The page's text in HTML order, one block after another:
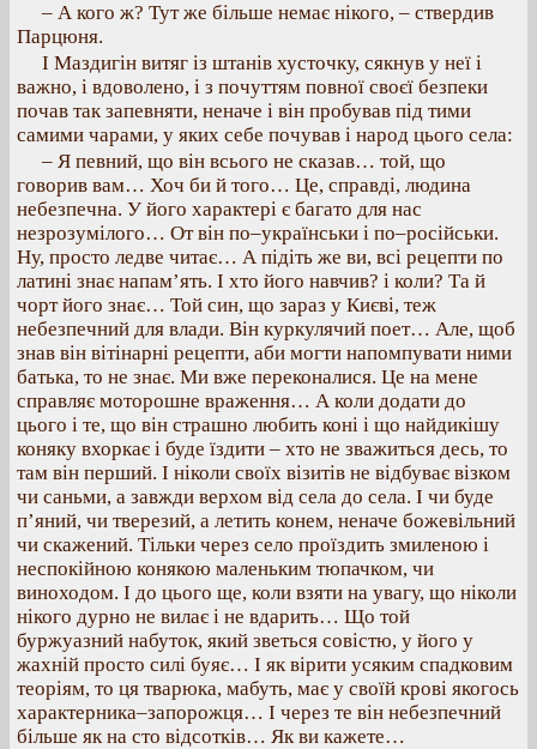
– А кого ж? Тут же більше немає нікого, – ствердив
Парцюня.
І Маздигін витяг із штанів хусточку, сякнув у неї і
важно, і вдоволено, і з почуттям повної своєї безпеки
почав так запевняти, неначе і він пробував під тими
самими чарами, у яких себе почував і народ цього села:
– Я певний, що він всього не сказав… той, що
говорив вам… Хоч би й того… Це, справді, людина
небезпечна. У його характері є багато для нас
незрозумілого… От він по–українськи і по–російськи.
Ну, просто ледве читає… А підіть же ви, всі рецепти по
латині знає напам’ять. І хто його навчив? і коли? Та й
чорт його знає… Той син, що зараз у Києві, теж
небезпечний для влади. Він куркулячий поет… Але, щоб
знав він вітінарні рецепти, аби могти напомпувати ними
батька, то не знає. Ми вже переконалися. Це на мене
справляє моторошне враження… А коли додати до
цього і те, що він страшно любить коні і що найдикішу
коняку вхоркає і буде їздити – хто не зважиться десь, то
там він перший. І ніколи своїх візитів не відбуває візком
чи саньми, а завжди верхом від села до села. І чи буде
п’яний, чи тверезий, а летить конем, неначе божевільний
чи скажений. Тільки через село проїздить змиленою і
неспокійною конякою маленьким тюпачком, чи
виноходом. І до цього ще, коли взяти на увагу, що ніколи
нікого дурно не вилає і не вдарить… Що той
буржуазний набуток, який зветься совістю, у його у
жахній просто силі буяє… І як вірити усяким спадковим
теоріям, то ця тварюка, мабуть, має у своїй крові якогось
характерника–запорожця… І через те він небезпечний
більше як на сто відсотків… Як ви кажете…